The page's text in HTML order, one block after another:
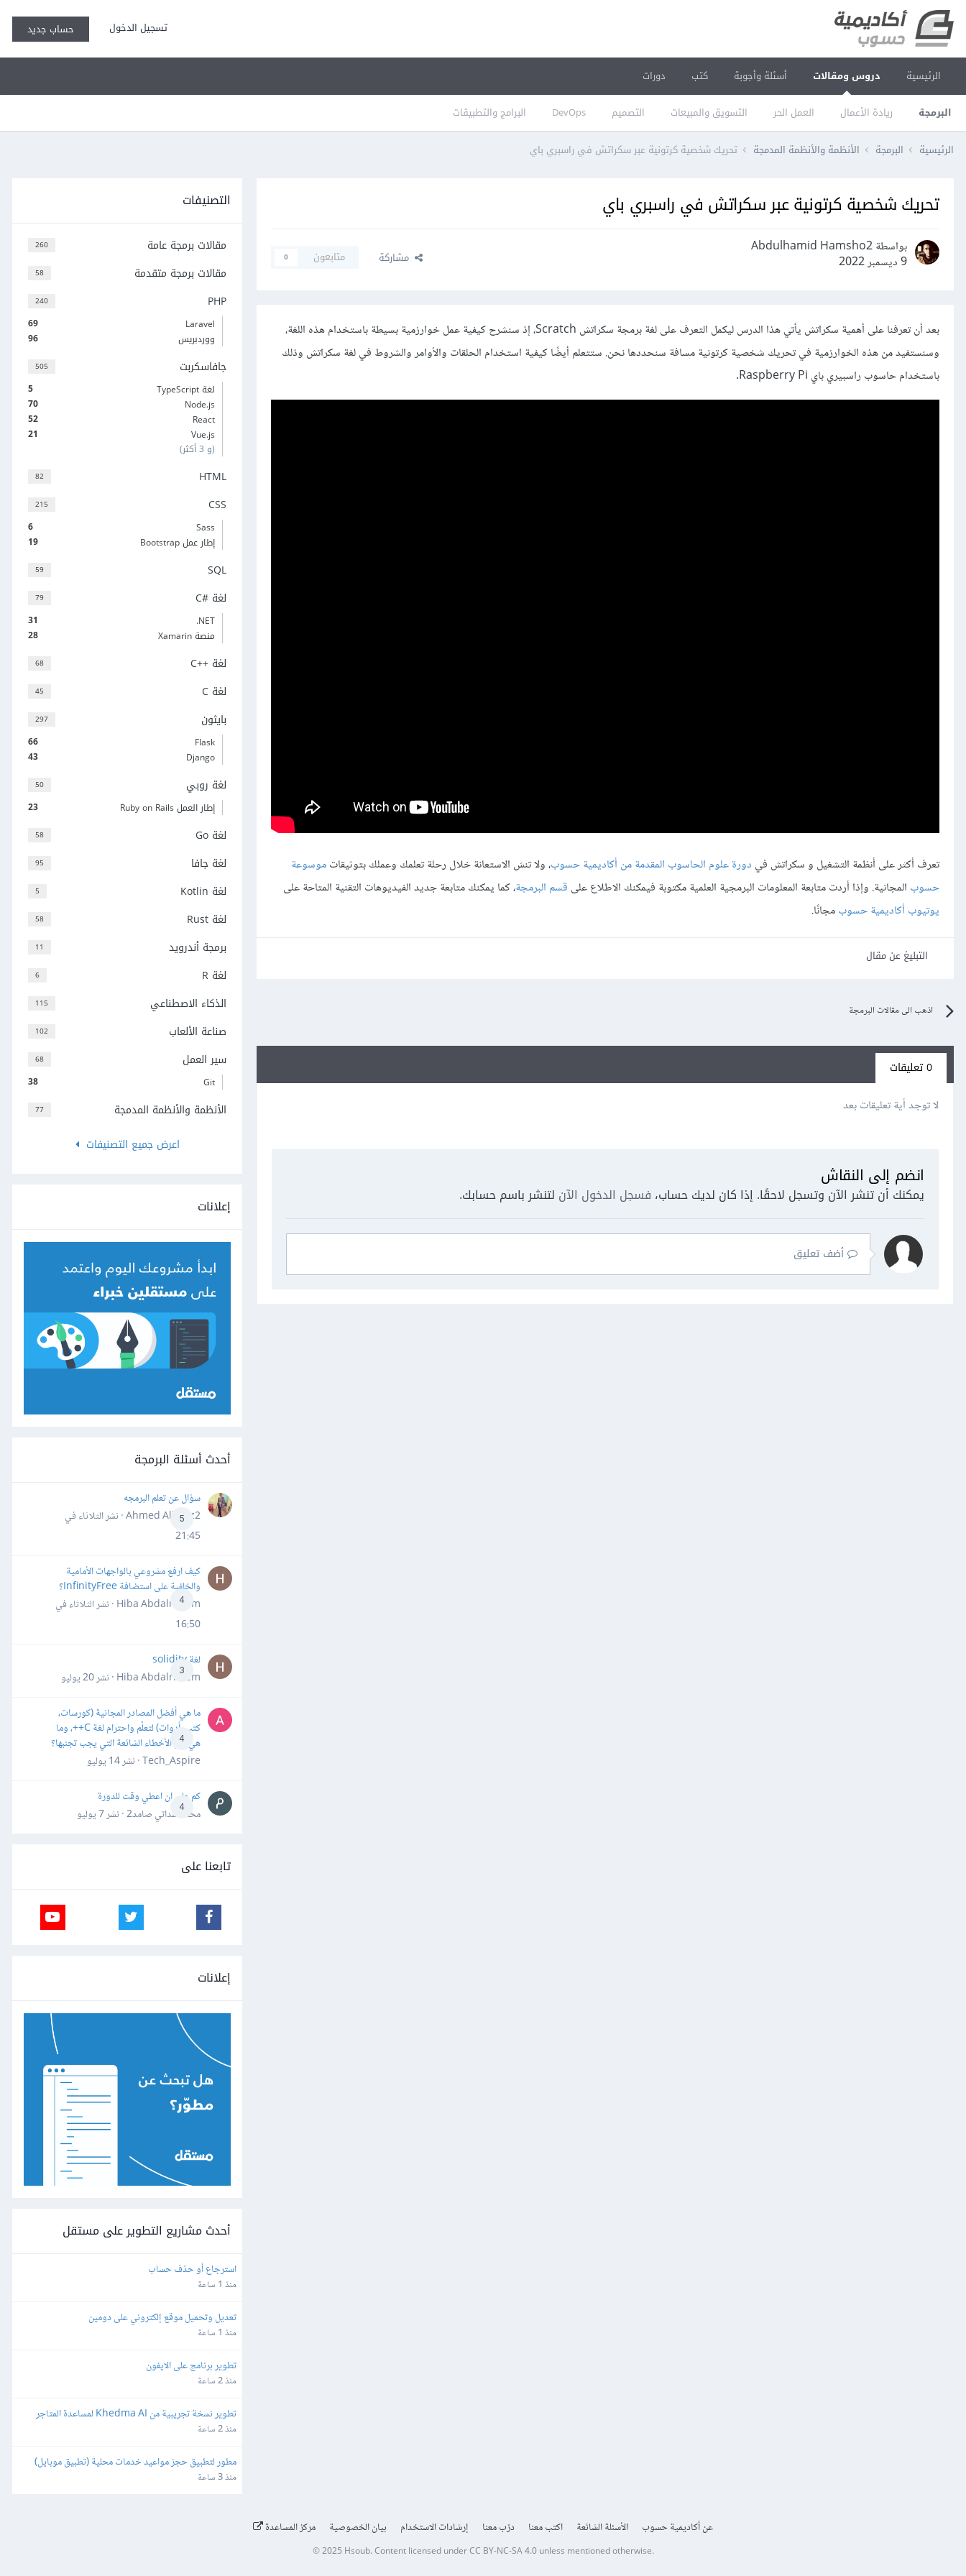
تسجيل الدخول حساب جديد
الرئيسية دروس ومقالات
البرمجة ريادة الأعمال العمل الحر التسويق والمبيعات التصميم DevOps البرامج والتطبيقات
أسئلة وأجوبة كتب دورات
الرئيسية البرمجة الأنظمة والأنظمة المدمجة تحريك شخصية كرتونية عبر سكراتش في راسبري باي
تحريك شخصية كرتونية عبر سكراتش في راسبري باي
بواسطة Abdulhamid Hamsho2
9 ديسمبر 2022
مشاركة متابعون 0
بعد أن تعرفنا على أهمية سكراتش يأتي هذا الدرس ليكمل التعرف على لغة برمجة سكراتش Scratch، إذ سنشرح كيفية عمل خوارزمية بسيطة باستخدام هذه اللغة،
وسنستفيد من هذه الخوارزمية في تحريك شخصية كرتونية مسافة سنحددها نحن. ستتعلم أيضًا كيفية استخدام الحلقات والأوامر والشروط في لغة سكراتش وذلك
باستخدام حاسوب راسبيري باي Raspberry Pi.
تعرف أكثر على أنظمة التشغيل و سكراتش في دورة علوم الحاسوب المقدمة من أكاديمية حسوب، ولا تنسَ الاستعانة خلال رحلة تعلمك وعملك بتوثيقاتموسوعة
حسوب المجانية. وإذا أردت متابعة المعلومات البرمجية العلمية مكتوبة فيمكنك الاطلاع على قسم البرمجة، كما يمكنك متابعة جديد الفيديوهات التقنية المتاحة على
يوتيوب أكاديمية حسوبمجانًا.
التبليغ عن مقال
اذهب الى مقالات البرمجة
0 تعليقات
لا توجد أية تعليقات بعد
انضم إلى النقاش
يمكنك أن تنشر الآن وتسجل لاحقًا. إذا كان لديك حساب، فسجل الدخول الآن لتنشر باسم حسابك.
أضف تعليق
التصنيفات
260 مقالات برمجة عامة
58 مقالات برمجة متقدمة
240 PHP
69
Laravel
96
ووردبريس
505 جافاسكربت
5
لغة TypeScript
70
Node.js
52
React
21
Vue.js
(و 3 أكثر)
82 HTML
215 CSS
6
Sass
19
إطار عمل Bootstrap
59 SQL
79 لغة C#‎
31
‎.NET
28
منصة Xamarin
68 لغة C++‎
45 لغة C
297 بايثون
66
Flask
43
Django
50 لغة روبي
23 إطار العمل Ruby on Rails
58 لغة Go
95 لغة جافا
5 لغة Kotlin
58 لغة Rust
11 برمجة أندرويد
6 لغة R
115 الذكاء الاصطناعي
102 صناعة الألعاب
68 سير العمل
38 Git
77
الأنظمة والأنظمة المدمجة
اعرض جميع التصنيفات
إعلانات
أحدث أسئلة البرمجة
5
سؤال عن تعلم البرمجه
Ahmed Alhafiz2 · نشر
الثلاثاء في
21:45
4
كيف ارفع مشروعي بالواجهات الأمامية
والخلفية على استضافة InfinityFree؟
Hiba Abdalrheem · نشر
الثلاثاء في
16:50
3
لغة solidity
Hiba Abdalrheem · نشر
20 يوليو
4
ما هي أفضل المصادر المجانية (كورسات،
كتب، أدوات) لتعلّم واحترام لغة C++، وما
هي أهم الأخطاء الشائعة التي يجب تجنبها؟
Tech_Aspire · نشر
14 يوليو
4
كم علي ان اعطي وقت للدورة
محمد سداتي صامد2 · نشر
7 يوليو
تابعنا على
إعلانات
أحدث مشاريع التطوير على مستقل
استرجاع أو حذف حساب
منذ 1 ساعة
تعديل وتحميل موقع إلكتروني على دومين
منذ 1 ساعة
تطوير برنامج على الايفون
منذ 2 ساعة
تطوير نسخة تجريبية من Khedma AI لمساعدة المتاجر
منذ 2 ساعة
مطور لتطبيق حجز مواعيد خدمات محلية (تطبيق موبايل)
منذ 3 ساعة
عن أكاديمية حسوب الأسئلة الشائعة اكتب معنا درّب معنا إرشادات الاستخدام بيان الخصوصية مركز المساعدة
© 2025 Hsoub.Content licensed underCC BY-NC-SA 4.0unless mentioned otherwise.